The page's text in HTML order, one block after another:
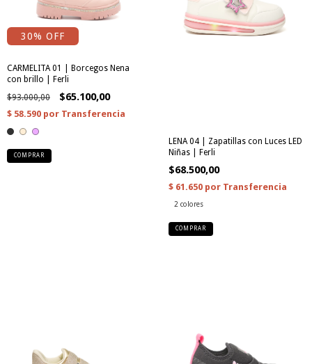
30% OFF
CARMELITA 01 | Borcegos Nena
con brillo | Ferli
$93.000,00
$65.100,00
COMPRAR
LENA 04 | Zapatillas con Luces LED
Niñas | Ferli
$68.500,00
2 colores
COMPRAR